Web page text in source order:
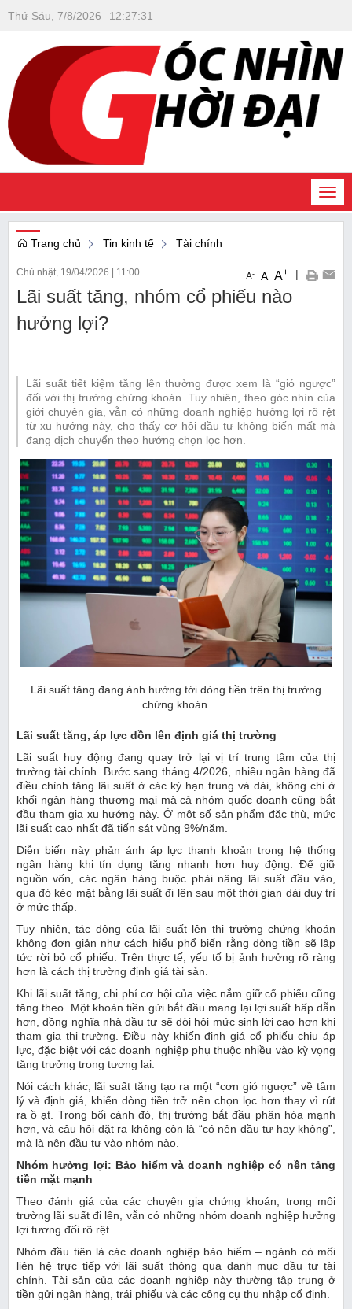
Thứ Sáu, 7/8/2026 12:27:32
Trang chủ Tin kinh tế Tài chính
Chủ nhật, 19/04/2026 11:00 A- A A+ |
Lãi suất tăng, nhóm cổ phiếu nào
hưởng lợi?
Lãi suất tiết kiệm tăng lên thường được xem là “gió ngược”
đối với thị trường chứng khoán. Tuy nhiên, theo góc nhìn của
giới chuyên gia, vẫn có những doanh nghiệp hưởng lợi rõ rệt
từ xu hướng này, cho thấy cơ hội đầu tư không biến mất mà
đang dịch chuyển theo hướng chọn lọc hơn.
Lãi suất tăng đang ảnh hưởng tới dòng tiền trên thị trường
chứng khoán.
Lãi suất tăng, áp lực dồn lên định giá thị trường
Lãi suất huy động đang quay trở lại vị trí trung tâm của thị
trường tài chính. Bước sang tháng 4/2026, nhiều ngân hàng đã
điều chỉnh tăng lãi suất ở các kỳ hạn trung và dài, không chỉ ở
khối ngân hàng thương mại mà cả nhóm quốc doanh cũng bắt
đầu tham gia xu hướng này. Ở một số sản phẩm đặc thù, mức
lãi suất cao nhất đã tiến sát vùng 9%/năm.
Diễn biến này phản ánh áp lực thanh khoản trong hệ thống
ngân hàng khi tín dụng tăng nhanh hơn huy động. Để giữ
nguồn vốn, các ngân hàng buộc phải nâng lãi suất đầu vào,
qua đó kéo mặt bằng lãi suất đi lên sau một thời gian dài duy trì
ở mức thấp.
Tuy nhiên, tác động của lãi suất lên thị trường chứng khoán
không đơn giản như cách hiểu phổ biến rằng dòng tiền sẽ lập
tức rời bỏ cổ phiếu. Trên thực tế, yếu tố bị ảnh hưởng rõ ràng
hơn là cách thị trường định giá tài sản.
Khi lãi suất tăng, chi phí cơ hội của việc nắm giữ cổ phiếu cũng
tăng theo. Một khoản tiền gửi bắt đầu mang lại lợi suất hấp dẫn
hơn, đồng nghĩa nhà đầu tư sẽ đòi hỏi mức sinh lời cao hơn khi
tham gia thị trường. Điều này khiến định giá cổ phiếu chịu áp
lực, đặc biệt với các doanh nghiệp phụ thuộc nhiều vào kỳ vọng
tăng trưởng trong tương lai.
Nói cách khác, lãi suất tăng tạo ra một “cơn gió ngược” về tâm
lý và định giá, khiến dòng tiền trở nên chọn lọc hơn thay vì rút
ra ồ ạt. Trong bối cảnh đó, thị trường bắt đầu phân hóa mạnh
hơn, và câu hỏi đặt ra không còn là “có nên đầu tư hay không”,
mà là nên đầu tư vào nhóm nào.
Nhóm hưởng lợi: Bảo hiểm và doanh nghiệp có nền tảng
tiền mặt mạnh
Theo đánh giá của các chuyên gia chứng khoán, trong môi
trường lãi suất đi lên, vẫn có những nhóm doanh nghiệp hưởng
lợi tương đối rõ rệt.
Nhóm đầu tiên là các doanh nghiệp bảo hiểm – ngành có mối
liên hệ trực tiếp với lãi suất thông qua danh mục đầu tư tài
chính. Tài sản của các doanh nghiệp này thường tập trung ở
tiền gửi ngân hàng, trái phiếu và các công cụ thu nhập cố định.